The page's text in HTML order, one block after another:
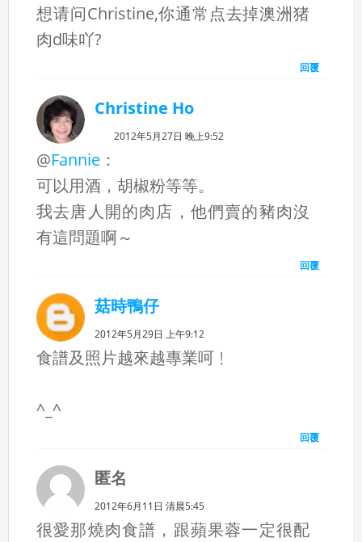
想请问Christine,你通常点去掉澳洲猪
肉d味吖?
回覆
Christine Ho
2012年5月27日 晚上9:52
@Fannie ：
可以用酒，胡椒粉等等。
我去唐人開的肉店，他們賣的豬肉沒
有這問題啊～
回覆
菇時鴨仔
2012年5月29日 上午9:12
食譜及照片越來越專業呵﹗
^_^
回覆
匿名
2012年6月11日 清晨5:45
很愛那燒肉食譜，跟蘋果蓉一定很配